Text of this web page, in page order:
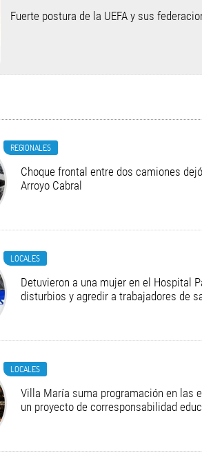
Fuerte postura de la UEFA y sus
REGIONALES
Choque frontal entre dos camiones
Arroyo Cabral
LOCALES
Detuvieron a una mujer en el Hospital
disturbios y agredir a trabajadores de
LOCALES
Villa María suma programación en las
un proyecto de corresponsabilidad